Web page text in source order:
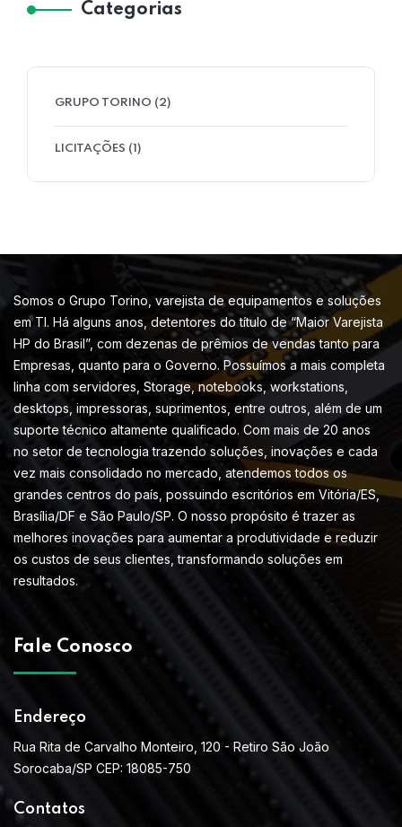
Categorias
GRUPO TORINO (2)
LICITAÇÕES (1)
Somos o Grupo Torino, varejista de equipamentos e soluções
em TI. Há alguns anos, detentores do título de “Maior Varejista
HP do Brasil”, com dezenas de prêmios de vendas tanto para
Empresas, quanto para o Governo. Possuímos a mais completa
linha com servidores, Storage, notebooks, workstations,
desktops, impressoras, suprimentos, entre outros, além de um
suporte técnico altamente qualificado. Com mais de 20 anos
no setor de tecnologia trazendo soluções, inovações e cada
vez mais consolidado no mercado, atendemos todos os
grandes centros do país, possuindo escritórios em Vitória/ES,
Brasília/DF e São Paulo/SP. O nosso propósito é trazer as
melhores inovações para aumentar a produtividade e reduzir
os custos de seus clientes, transformando soluções em
resultados.
Fale Conosco
Endereço
Rua Rita de Carvalho Monteiro, 120 - Retiro São João
Sorocaba/SP CEP: 18085-750
Contatos